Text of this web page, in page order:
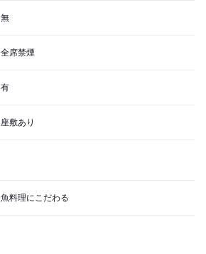
無
全席禁煙
有
座敷あり
魚料理にこだわる